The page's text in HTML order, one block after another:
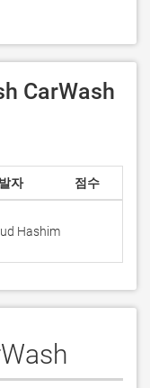
자 점수
Hashim